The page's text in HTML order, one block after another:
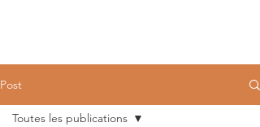
Post
Toutes les publications